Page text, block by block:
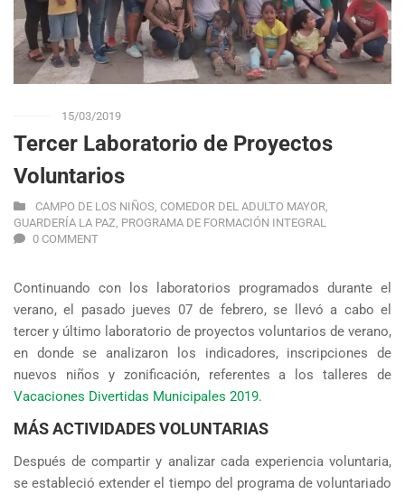
15/03/2019
Tercer Laboratorio de Proyectos
Voluntarios
CAMPO DE LOS NIÑOS, COMEDOR DEL ADULTO MAYOR,
GUARDERÍA LA PAZ, PROGRAMA DE FORMACIÓN INTEGRAL
0 COMMENT
Continuando con los laboratorios programados durante el
verano, el pasado jueves 07 de febrero, se llevó a cabo el
tercer y último laboratorio de proyectos voluntarios de verano,
en donde se analizaron los indicadores, inscripciones de
nuevos niños y zonificación, referentes a los talleres de
Vacaciones Divertidas Municipales 2019.
MÁS ACTIVIDADES VOLUNTARIAS
Después de compartir y analizar cada experiencia voluntaria,
se estableció extender el tiempo del programa de voluntariado